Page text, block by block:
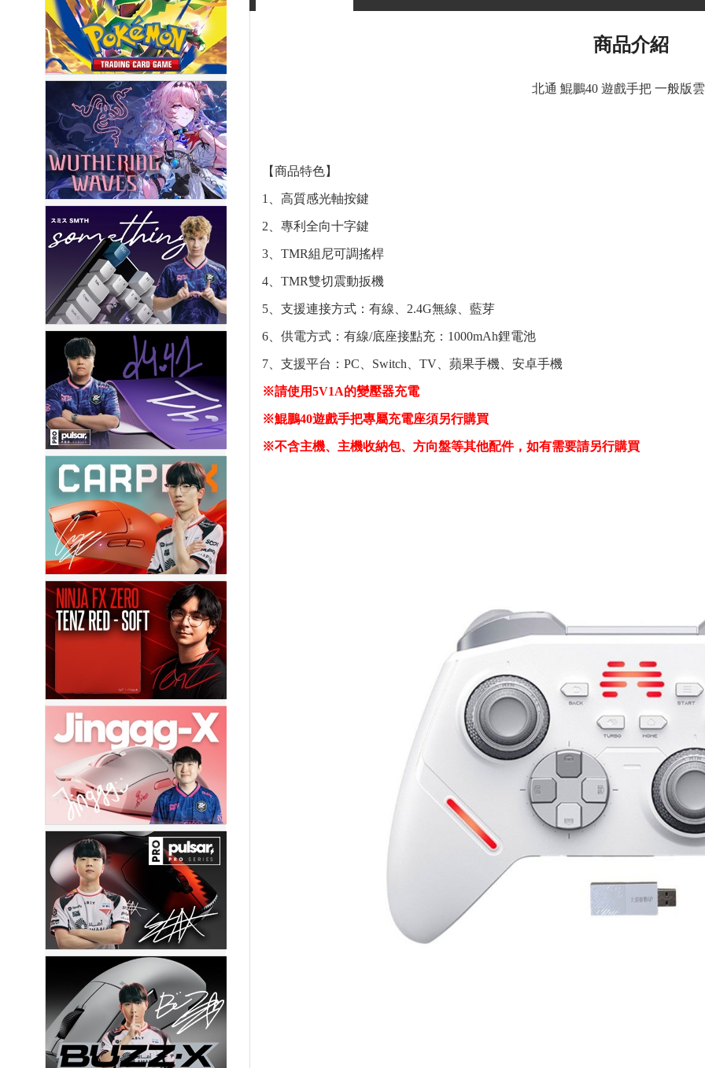
商品介紹
北通 鯤鵬40 遊戲手把 一般版
【商品特色】
1、高質感光軸按鍵
2、專利全向十字鍵
3、TMR組尼可調搖桿
4、TMR雙切震動扳機
5、支援連接方式：有線、2.4G無線、藍芽
6、供電方式：有線/底座接點充：1000mAh鋰電池
7、支援平台：PC、Switch、TV、蘋果手機、安卓手機
※請使用5V1A的變壓器充電
※鯤鵬40遊戲手把專屬充電座須另行購買
※不含主機、主機收納包、方向盤等其他配件，如有需要請另行購買